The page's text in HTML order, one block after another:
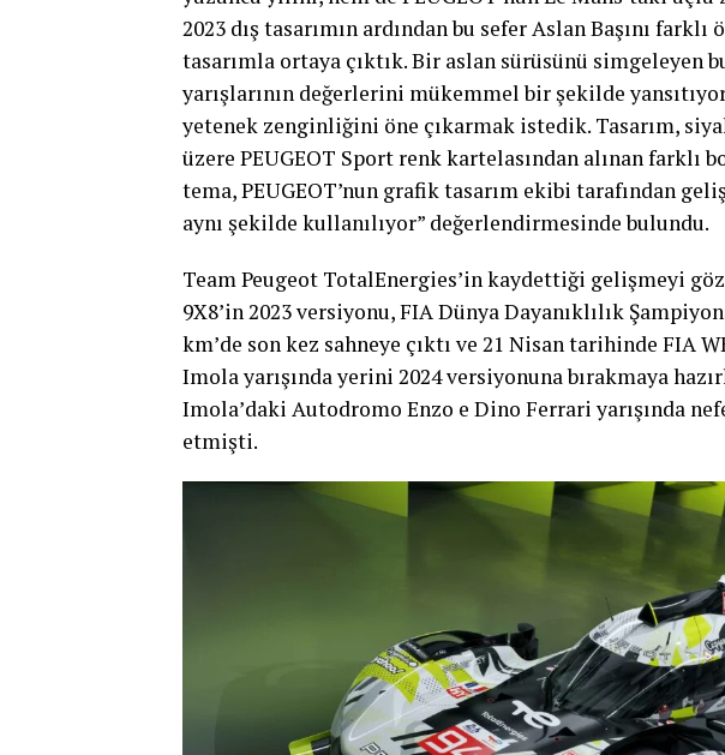
PEUGEOT CEO’su Linda Jackson, “Team Peugeot
Şampiyonası’nda yarıştığı ilk yıl olan 2023, tüm
tutkusunu göstermesi açısından herkes için önemli bir
hedefimiz aynı; yarış kazanmak. Bu yıl zorlu bir
ekibimiz, PEUGEOT 9X8’in markanın değerlerini
versiyonunu geliştirmek için çok çalıştı. Team Peugeot
göz doldurdu. Dayanıklılık yarışlarındaki bu yeni
duyuyoruz ve motor sporlarında iz bırakmak
Stellantis
, “Öncelikle tüm PEUGEOT Sport
teşekkür ediyorum. 2023 sezonunda yarışırken, rekor
tasarlamak gerçekten de küçümsenecek bir başarı değil.
ve arkada eşit boyutta lastiklerin zorunlu olduğu 2020/